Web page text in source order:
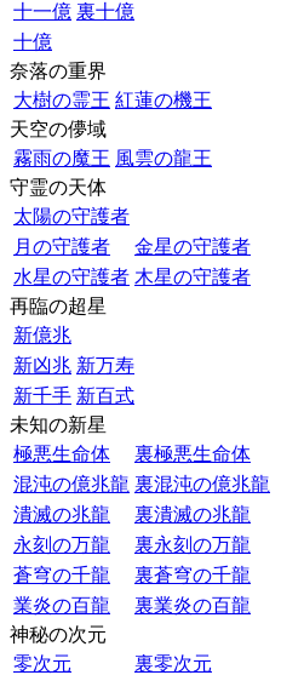
十一億 裏十億
十億
奈落の重界
大樹の霊王 紅蓮の機王
天空の儚域
霧雨の魔王 風雲の龍王
守霊の天体
太陽の守護者
月の守護者
金星の守護者
水星の守護者 木星の守護者
再臨の超星
新億兆
新凶兆 新万寿
新千手 新百式
未知の新星
極悪生命体
裏極悪生命体
混沌の億兆龍 裏混沌の億兆龍
潰滅の兆龍
裏潰滅の兆龍
永刻の万龍
裏永刻の万龍
蒼穹の千龍
裏蒼穹の千龍
業炎の百龍
裏業炎の百龍
神秘の次元
零次元
裏零次元